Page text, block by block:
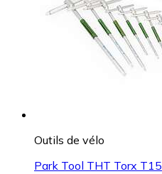
Outils de vélo
Park Tool THT Torx T15